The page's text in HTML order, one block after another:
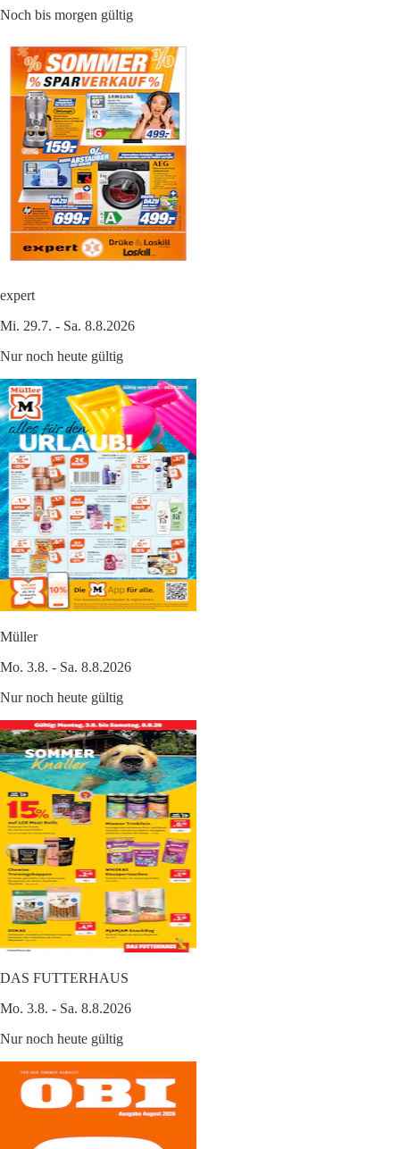
Noch bis morgen gültig
expert
Mi. 29.7. - Sa. 8.8.2026
Nur noch heute gültig
Müller
Mo. 3.8. - Sa. 8.8.2026
Nur noch heute gültig
DAS FUTTERHAUS
Mo. 3.8. - Sa. 8.8.2026
Nur noch heute gültig